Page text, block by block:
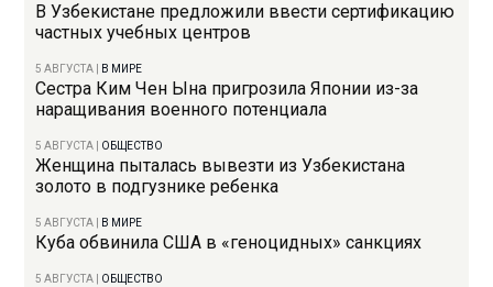
В Узбекистане предложили ввести сертификацию
частных учебных центров
5 АВГУСТА В МИРЕ
Сестра Ким Чен Ына пригрозила Японии из-за
наращивания военного потенциала
5 АВГУСТА ОБЩЕСТВО
Женщина пыталась вывезти из Узбекистана
золото в подгузнике ребенка
5 АВГУСТА В МИРЕ
Куба обвинила США в «геноцидных» санкциях
5 АВГУСТА ОБЩЕСТВО